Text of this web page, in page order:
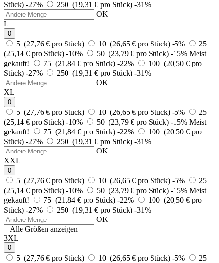
Stück) -27% 250 (19,31 € pro Stück) -31%
OK
L
0
5 (27,76 € pro Stück) 10 (26,65 € pro Stück) -5%
25
(25,14 € pro Stück) -10% 50 (23,79 € pro Stück) -15% Meist
gekauft!
75 (21,84 € pro Stück) -22%
100 (20,50 € pro
Stück) -27% 250 (19,31 € pro Stück) -31%
OK
XL
0
5 (27,76 € pro Stück) 10 (26,65 € pro Stück) -5%
25
(25,14 € pro Stück) -10% 50 (23,79 € pro Stück) -15% Meist
gekauft!
75 (21,84 € pro Stück) -22%
100 (20,50 € pro
Stück) -27% 250 (19,31 € pro Stück) -31%
OK
XXL
0
5 (27,76 € pro Stück) 10 (26,65 € pro Stück) -5%
25
(25,14 € pro Stück) -10% 50 (23,79 € pro Stück) -15% Meist
gekauft!
75 (21,84 € pro Stück) -22%
100 (20,50 € pro
Stück) -27% 250 (19,31 € pro Stück) -31%
OK
+ Alle Größen anzeigen
3XL
0
5 (27,76 € pro Stück) 10 (26,65 € pro Stück) -5%
25